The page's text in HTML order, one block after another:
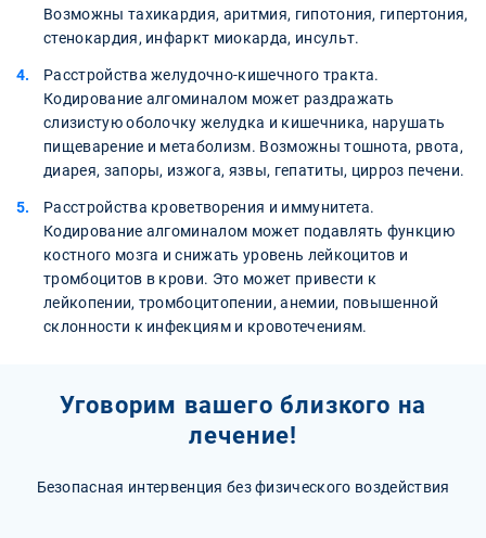
Возможны тахикардия, аритмия, гипотония, гипертония,
стенокардия, инфаркт миокарда, инсульт.
Расстройства желудочно-кишечного тракта.
Кодирование алгоминалом может раздражать
слизистую оболочку желудка и кишечника, нарушать
пищеварение и метаболизм. Возможны тошнота, рвота,
диарея, запоры, изжога, язвы, гепатиты, цирроз печени.
Расстройства кроветворения и иммунитета.
Кодирование алгоминалом может подавлять функцию
костного мозга и снижать уровень лейкоцитов и
тромбоцитов в крови. Это может привести к
лейкопении, тромбоцитопении, анемии, повышенной
склонности к инфекциям и кровотечениям.
Уговорим вашего близкого на
лечение!
Безопасная интервенция без физического воздействия